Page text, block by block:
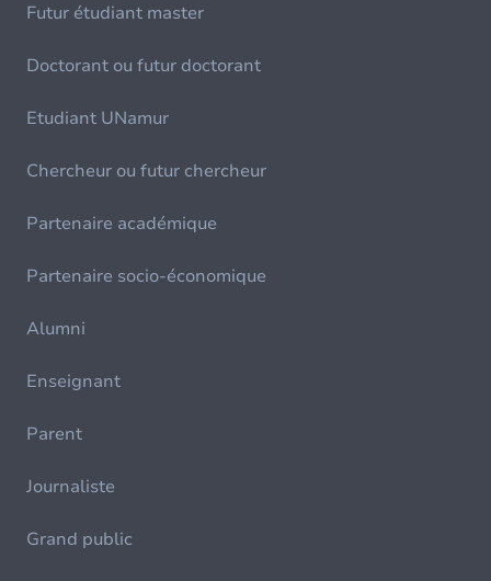
Futur étudiant master
Doctorant ou futur doctorant
Etudiant UNamur
Chercheur ou futur chercheur
Partenaire académique
Partenaire socio-économique
Alumni
Enseignant
Parent
Journaliste
Grand public